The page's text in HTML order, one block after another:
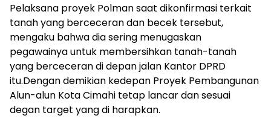
Pelaksana proyek Polman saat dikonfirmasi terkait
tanah yang berceceran dan becek tersebut,
mengaku bahwa dia sering menugaskan
pegawainya untuk membersihkan tanah-tanah
yang berceceran di depan jalan Kantor DPRD
itu.Dengan demikian kedepan Proyek Pembangunan
Alun-alun Kota Cimahi tetap lancar dan sesuai
degan target yang di harapkan.